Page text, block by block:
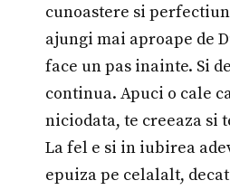
cunoastere si
ajungi mai aproape de
face un pas inainte. Si
continua. Apuci o cale
niciodata, te creeaza si
La fel e si in iubirea
epuiza pe celalalt,